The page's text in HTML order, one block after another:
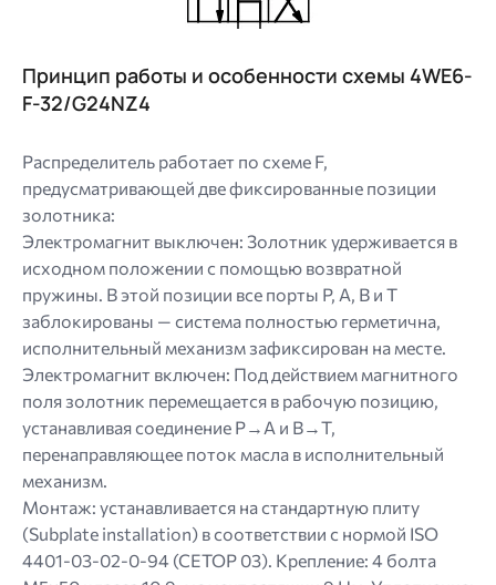
Принцип работы и особенности схемы 4WE6-
F-32/G24NZ4
Распределитель работает по схеме F,
предусматривающей две фиксированные позиции
золотника:
Электромагнит выключен: Золотник удерживается в
исходном положении с помощью возвратной
пружины. В этой позиции все порты P, A, B и T
заблокированы — система полностью герметична,
исполнительный механизм зафиксирован на месте.
Электромагнит включен: Под действием магнитного
поля золотник перемещается в рабочую позицию,
устанавливая соединение P→A и B→T,
перенаправляющее поток масла в исполнительный
механизм.
Монтаж: устанавливается на стандартную плиту
(Subplate installation) в соответствии с нормой ISO
4401-03-02-0-94 (CETOP 03). Крепление: 4 болта